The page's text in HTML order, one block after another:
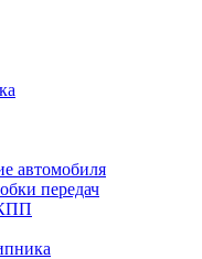
автомобиля
передач